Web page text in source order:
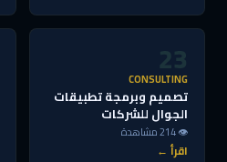
23
CONSULTING
تصميم وبرمجة تطبيقات
الجوال للشركات
👁 214 مشاهدة
اقرأ ←